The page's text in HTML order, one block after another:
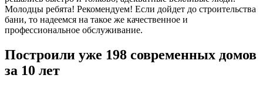
Молодцы ребята! Рекомендуем! Если дойдет до строительства
бани, то надеемся на такое же качественное и
профессиональное обслуживание.
Построили уже 198 современных домов
за 10 лет